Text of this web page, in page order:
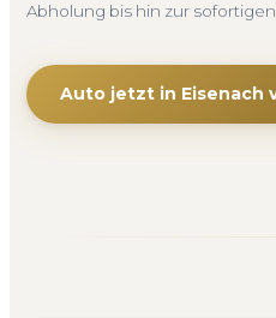
Abholung bis hin zur
Auto jetzt in Eisenach